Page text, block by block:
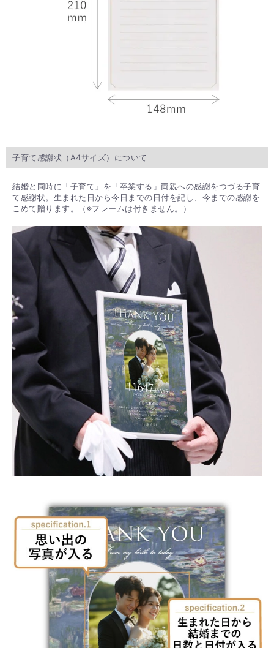
子育て感謝状（A4サイズ）について
結婚と同時に「子育て」を「卒業する」両親への感謝をつづる子育
て感謝状。生まれた日から今日までの日付を記し、今までの感謝を
こめて贈ります。（※フレームは付きません。）